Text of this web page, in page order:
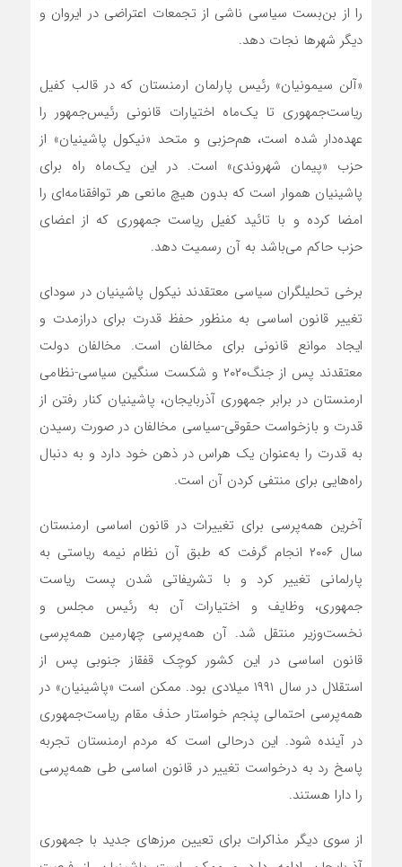
را از بن‌بست سیاسی ناشی از تجمعات اعتراضی در ایروان و
دیگر شهرها نجات دهد.
«آلن سیمونیان» رئیس پارلمان ارمنستان که در قالب کفیل
ریاست‌جمهوری تا یک‌ماه اختیارات قانونی رئیس‌جمهور را
عهده‌دار شده است، هم‌حزبی و متحد «نیکول پاشینیان» از
حزب «پیمان شهروندی» است. در این یک‌ماه راه برای
پاشینیان هموار است که بدون هیچ مانعی هر توافقنامه‌ای را
امضا کرده و با تائید کفیل ریاست جمهوری که از اعضای
حزب حاکم می‌باشد به آن رسمیت دهد.
برخی تحلیلگران سیاسی معتقدند نیکول پاشینیان در سودای
تغییر قانون اساسی به منظور حفظ قدرت برای درازمدت و
ایجاد موانع قانونی برای مخالفان است. مخالفان دولت
معتقدند پس از جنگ۲۰۲۰ و شکست سنگین سیاسی-نظامی
ارمنستان در برابر جمهوری آذربایجان، پاشینیان کنار رفتن از
قدرت و بازخواست حقوقی-سیاسی مخالفان در صورت رسیدن
به قدرت را به‌عنوان یک هراس در ذهن خود دارد و به دنبال
راه‌هایی برای منتفی کردن آن است.
آخرین همه‌پرسی برای تغییرات در قانون اساسی ارمنستان
سال ۲۰۰۶ انجام گرفت که طبق آن نظام نیمه ریاستی به
پارلمانی تغییر کرد و با تشریفاتی شدن پست ریاست
جمهوری، وظایف و اختیارات آن به رئیس مجلس و
نخست‌وزیر منتقل شد. آن همه‌پرسی چهارمین همه‌پرسی
قانون اساسی در این کشور کوچک قفقاز جنوبی پس از
استقلال در سال ۱۹۹۱ میلادی بود. ممکن است «پاشینیان» در
همه‌پرسی احتمالی پنجم خواستار حذف مقام ریاست‌جمهوری
در آینده شود. این درحالی است که مردم ارمنستان تجربه
پاسخ رد به درخواست تغییر در قانون اساسی طی همه‌پرسی
را دارا هستند.
از سوی دیگر مذاکرات برای تعیین مرزهای جدید با جمهوری